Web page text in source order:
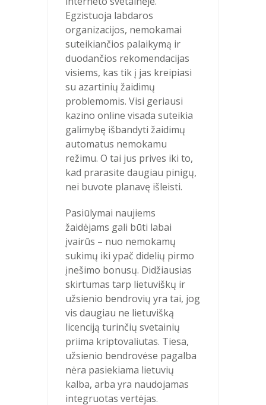
Egzistuoja labdaros
organizacijos, nemokamai
suteikiančios palaikymą ir
duodančios rekomendacijas
visiems, kas tik į jas kreipiasi
su azartinių žaidimų
problemomis. Visi geriausi
kazino online visada suteikia
galimybę išbandyti žaidimų
automatus nemokamu
režimu. O tai jus prives iki to,
kad prarasite daugiau pinigų,
nei buvote planavę išleisti.
Pasiūlymai naujiems
žaidėjams gali būti labai
įvairūs – nuo nemokamų
sukimų iki ypač didelių pirmo
įnešimo bonusų. Didžiausias
skirtumas tarp lietuviškų ir
užsienio bendrovių yra tai, jog
vis daugiau ne lietuvišką
licenciją turinčių svetainių
priima kriptovaliutas. Tiesa,
užsienio bendrovėse pagalba
nėra pasiekiama lietuvių
kalba, arba yra naudojamas
integruotas vertėjas.